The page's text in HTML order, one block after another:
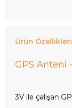
Ürün Özellikleri
GPS Anteni
3V ile çalışan